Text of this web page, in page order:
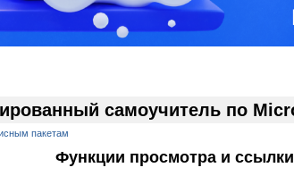
самоучитель по
пакетам
Функции просмотра и ссылки